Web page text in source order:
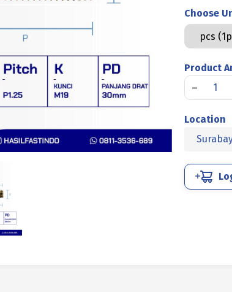
Choose
Product
-
BAUT
FLANGE
x
100mm
Location